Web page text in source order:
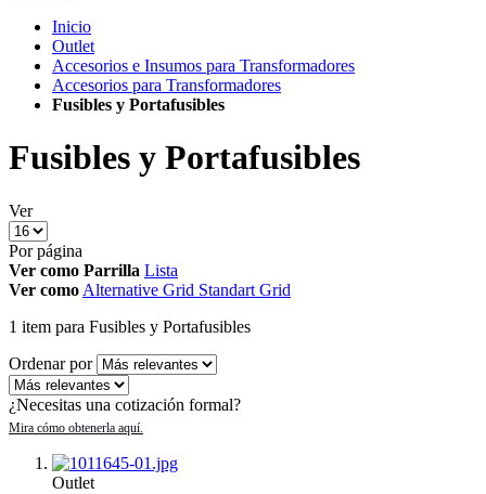
Inicio
Outlet
Accesorios e Insumos para Transformadores
Accesorios para Transformadores
Fusibles y Portafusibles
Fusibles y Portafusibles
Ver
Por página
Ver como Parrilla Lista
Ver como Alternative Grid Standart Grid
1 item para Fusibles y Portafusibles
Ordenar por
¿Necesitas una cotización formal?
Outlet